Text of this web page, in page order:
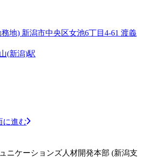
地) 新潟市中央区女池6丁目4-61 渡義
(新潟)駅
に進む
ニケーションズ人材開発本部 (新潟支